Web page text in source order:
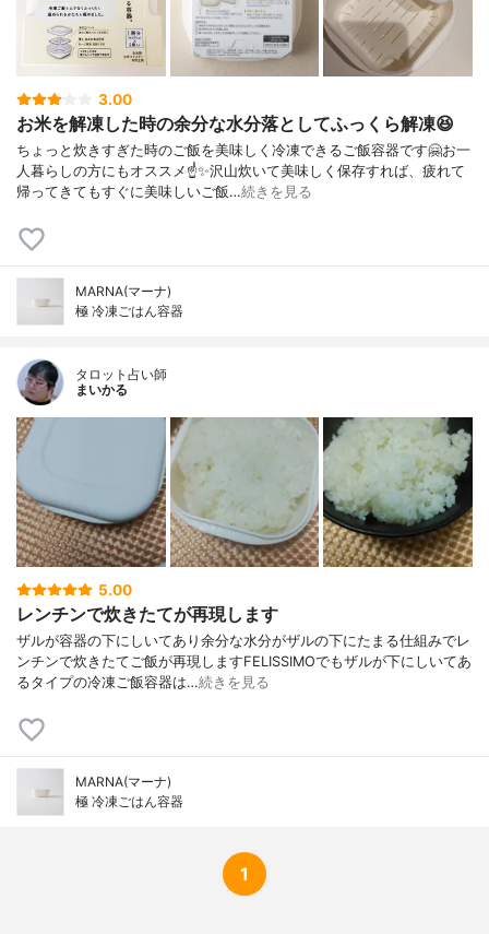
3.00
お米を解凍した時の余分な水分落としてふっくら解凍😆
ちょっと炊きすぎた時のご飯を美味しく冷凍できるご飯容器です🤗お一
人暮らしの方にもオススメ☝️✨沢山炊いて美味しく保存すれば、疲れて
帰ってきてもすぐに美味しいご飯…続きを見る
MARNA(マーナ)
極 冷凍ごはん容器
タロット占い師
まいかる
5.00
レンチンで炊きたてが再現します
ザルが容器の下にしいてあり余分な水分がザルの下にたまる仕組みでレ
ンチンで炊きたてご飯が再現しますFELISSIMOでもザルが下にしいてあ
るタイプの冷凍ご飯容器は…続きを見る
MARNA(マーナ)
極 冷凍ごはん容器
1